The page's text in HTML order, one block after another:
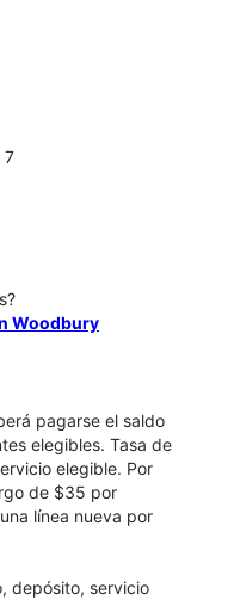
7
Woodbury
pagarse el saldo
elegibles. Tasa de
elegible. Por
de $35 por
línea nueva por
depósito, servicio